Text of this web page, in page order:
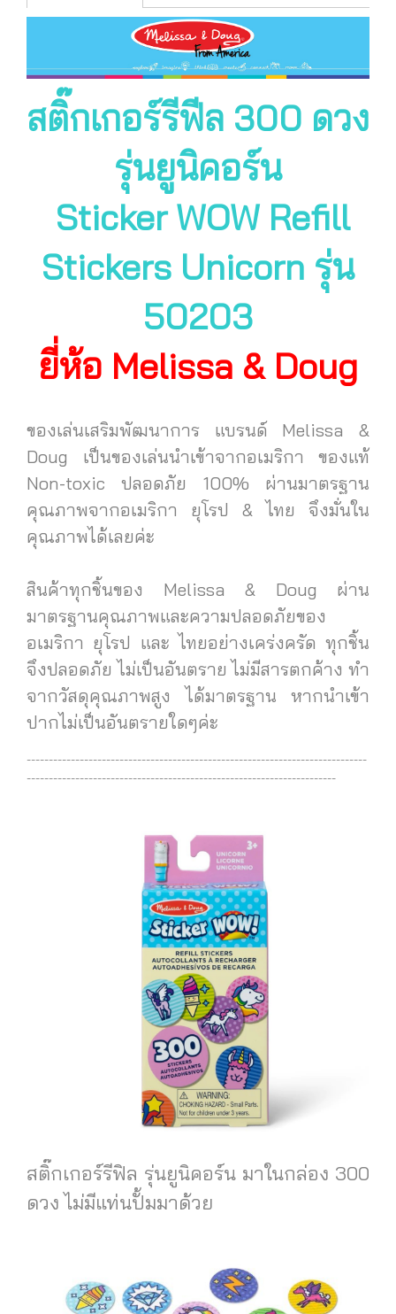
สติ๊กเกอร์รีฟีล 300 ดวง
รุ่นยูนิคอร์น
Sticker WOW Refill
Stickers Unicorn รุ่น
50203
ยี่ห้อ Melissa & Doug
ของเล่นเสริมพัฒนาการ แบรนด์ Melissa &
Doug เป็นของเล่นนำเข้าจากอเมริกา ของแท้
Non-toxic ปลอดภัย 100% ผ่านมาตรฐาน
คุณภาพจากอเมริกา ยุโรป & ไทย จึงมั่นใน
คุณภาพได้เลยค่ะ
สินค้าทุกชิ้นของ Melissa & Doug ผ่าน
มาตรฐานคุณภาพและความปลอดภัยของ
อเมริกา ยุโรป และ ไทยอย่างเคร่งครัด ทุกชิ้น
จึงปลอดภัย ไม่เป็นอันตราย ไม่มีสารตกค้าง ทำ
จากวัสดุคุณภาพสูง ได้มาตรฐาน หากนำเข้า
ปากไม่เป็นอันตรายใดๆค่ะ
-----------------------------------------------------------------------------
----------------------------------------------------------------------
สติ๊กเกอร์รีฟิล รุ่นยูนิคอร์น มาในกล่อง 300
ดวง ไม่มีแท่นปั้มมาด้วย